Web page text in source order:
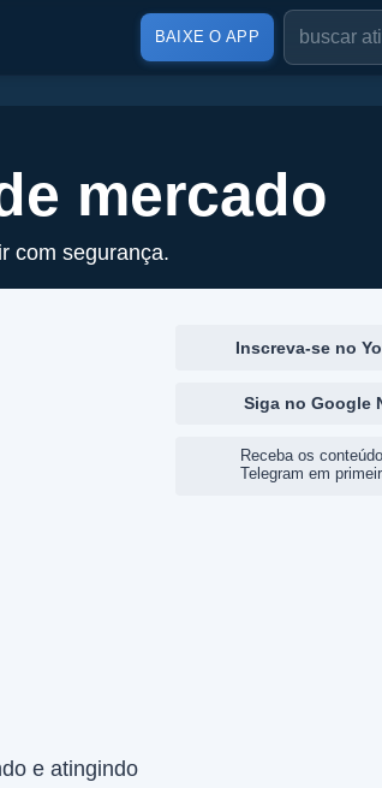
BAIXE O APP
mercado
com segurança.
e atingindo
Inscreva-se no
Siga no Google
Receba os
Telegram em